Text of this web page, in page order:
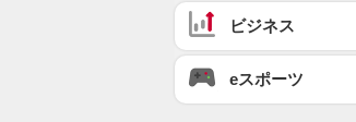
ビジネス
eスポーツ